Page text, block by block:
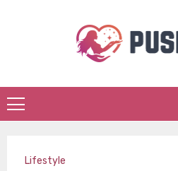
Lifestyle